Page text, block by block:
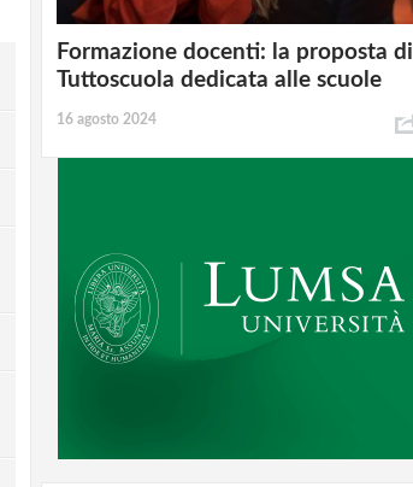
Formazione docenti: la proposta di
Tuttoscuola dedicata alle scuole
16 agosto 2024